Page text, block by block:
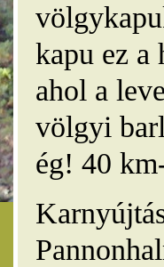
kapu ez a
ahol a
völgyi
ég! 40